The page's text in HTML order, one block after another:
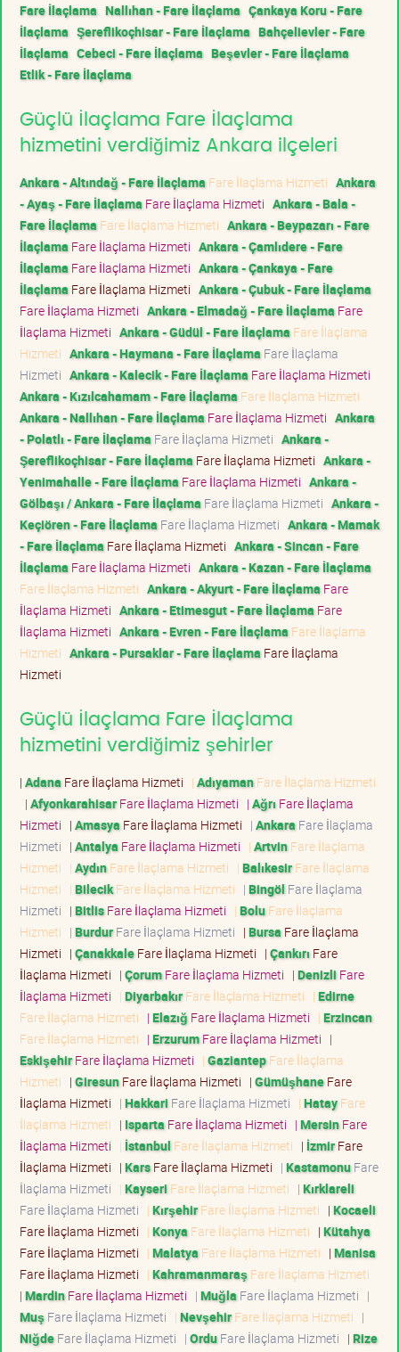
Fare İlaçlama Nallıhan - Fare İlaçlama Çankaya Koru - Fare
İlaçlama Şereflikoçhisar - Fare İlaçlama Bahçelievler - Fare
İlaçlama Cebeci - Fare İlaçlama Beşevler - Fare İlaçlama
Etlik - Fare İlaçlama
Güçlü İlaçlama Fare İlaçlama
hizmetini verdiğimiz Ankara ilçeleri
Ankara - Altındağ - Fare İlaçlama Fare İlaçlama Hizmeti Ankara
- Ayaş - Fare İlaçlama Fare İlaçlama Hizmeti Ankara - Bala -
Fare İlaçlama Fare İlaçlama Hizmeti Ankara - Beypazarı - Fare
İlaçlama Fare İlaçlama Hizmeti Ankara - Çamlıdere - Fare
İlaçlama Fare İlaçlama Hizmeti Ankara - Çankaya - Fare
İlaçlama Fare İlaçlama Hizmeti Ankara - Çubuk - Fare İlaçlama
Fare İlaçlama Hizmeti Ankara - Elmadağ - Fare İlaçlama Fare
İlaçlama Hizmeti Ankara - Güdül - Fare İlaçlama Fare İlaçlama
Hizmeti Ankara - Haymana - Fare İlaçlama Fare İlaçlama
Hizmeti Ankara - Kalecik - Fare İlaçlama Fare İlaçlama Hizmeti
Ankara - Kızılcahamam - Fare İlaçlama Fare İlaçlama Hizmeti
Ankara - Nallıhan - Fare İlaçlama Fare İlaçlama Hizmeti Ankara
- Polatlı - Fare İlaçlama Fare İlaçlama Hizmeti Ankara -
Şereflikoçhisar - Fare İlaçlama Fare İlaçlama Hizmeti Ankara -
Yenimahalle - Fare İlaçlama Fare İlaçlama Hizmeti Ankara -
Gölbaşı / Ankara - Fare İlaçlama Fare İlaçlama Hizmeti Ankara -
Keçiören - Fare İlaçlama Fare İlaçlama Hizmeti Ankara - Mamak
- Fare İlaçlama Fare İlaçlama Hizmeti Ankara - Sincan - Fare
İlaçlama Fare İlaçlama Hizmeti Ankara - Kazan - Fare İlaçlama
Fare İlaçlama Hizmeti Ankara - Akyurt - Fare İlaçlama Fare
İlaçlama Hizmeti Ankara - Etimesgut - Fare İlaçlama Fare
İlaçlama Hizmeti Ankara - Evren - Fare İlaçlama Fare İlaçlama
Hizmeti Ankara - Pursaklar - Fare İlaçlama Fare İlaçlama
Hizmeti
Güçlü İlaçlama Fare İlaçlama
hizmetini verdiğimiz şehirler
| Adana Fare İlaçlama Hizmeti | AdıyamanFare İlaçlama Hizmeti
| AfyonkarahisarFare İlaçlama Hizmeti | Ağrı Fare İlaçlama
Hizmeti | Amasya Fare İlaçlama Hizmeti | Ankara Fare İlaçlama
Hizmeti | Antalya Fare İlaçlama Hizmeti | ArtvinFare İlaçlama
Hizmeti | AydınFare İlaçlama Hizmeti | BalıkesirFare İlaçlama
Hizmeti | BilecikFare İlaçlama Hizmeti | Bingöl Fare İlaçlama
Hizmeti | BitlisFare İlaçlama Hizmeti | BoluFare İlaçlama
Hizmeti | BurdurFare İlaçlama Hizmeti | Bursa Fare İlaçlama
Hizmeti | ÇanakkaleFare İlaçlama Hizmeti | Çankırı Fare
İlaçlama Hizmeti | ÇorumFare İlaçlama Hizmeti | Denizli Fare
İlaçlama Hizmeti | DiyarbakırFare İlaçlama Hizmeti | Edirne
Fare İlaçlama Hizmeti | Elazığ Fare İlaçlama Hizmeti | Erzincan
Fare İlaçlama Hizmeti | ErzurumFare İlaçlama Hizmeti |
EskişehirFare İlaçlama Hizmeti | GaziantepFare İlaçlama
Hizmeti | GiresunFare İlaçlama Hizmeti | GümüşhaneFare
İlaçlama Hizmeti | Hakkari Fare İlaçlama Hizmeti | HatayFare
İlaçlama Hizmeti | Isparta Fare İlaçlama Hizmeti | MersinFare
İlaçlama Hizmeti | İstanbul Fare İlaçlama Hizmeti | İzmirFare
İlaçlama Hizmeti | KarsFare İlaçlama Hizmeti | KastamonuFare
İlaçlama Hizmeti | Kayseri Fare İlaçlama Hizmeti | Kırklareli
Fare İlaçlama Hizmeti | KırşehirFare İlaçlama Hizmeti | Kocaeli
Fare İlaçlama Hizmeti | Konya Fare İlaçlama Hizmeti | Kütahya
Fare İlaçlama Hizmeti | Malatya Fare İlaçlama Hizmeti | Manisa
Fare İlaçlama Hizmeti | Kahramanmaraş Fare İlaçlama Hizmeti
| MardinFare İlaçlama Hizmeti | Muğla Fare İlaçlama Hizmeti |
Muş Fare İlaçlama Hizmeti | NevşehirFare İlaçlama Hizmeti |
NiğdeFare İlaçlama Hizmeti | OrduFare İlaçlama Hizmeti | Rize